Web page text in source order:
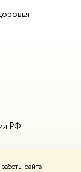
сайта
РФ